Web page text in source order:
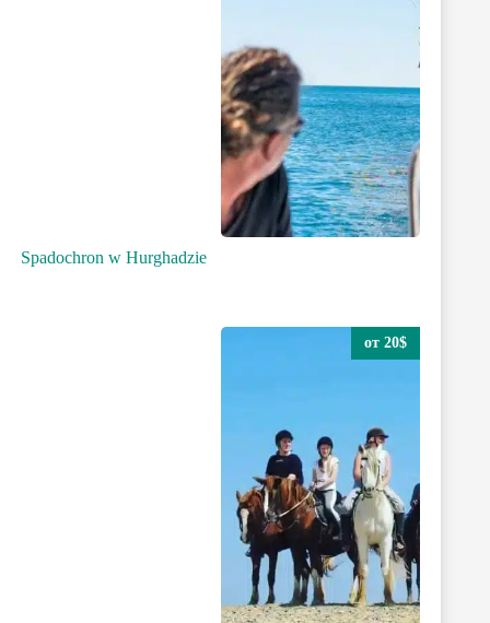
Spadochron w Hurghadzie
от 20$